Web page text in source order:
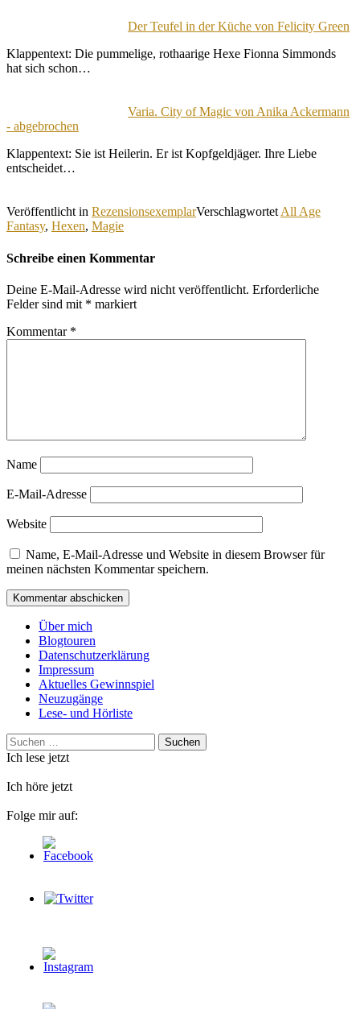
Der Teufel in der Küche von Felicity Green
Klappentext: Die pummelige, rothaarige Hexe Fionna Simmonds
hat sich schon…
Varia. City of Magic von Anika Ackermann
- abgebrochen
Klappentext: Sie ist Heilerin. Er ist Kopfgeldjäger. Ihre Liebe
entscheidet…
Veröffentlicht in RezensionsexemplarVerschlagwortet All Age
Fantasy, Hexen, Magie
Schreibe einen Kommentar
Deine E-Mail-Adresse wird nicht veröffentlicht. Erforderliche
Felder sind mit * markiert
Kommentar *
Name
E-Mail-Adresse
Website
Name, E-Mail-Adresse und Website in diesem Browser für
meinen nächsten Kommentar speichern.
Über mich
Blogtouren
Datenschutzerklärung
Impressum
Aktuelles Gewinnspiel
Neuzugänge
Lese- und Hörliste
Suchen
nach:
Ich lese jetzt
Ich höre jetzt
Folge mir auf: